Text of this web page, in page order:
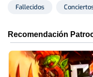
Fallecidos